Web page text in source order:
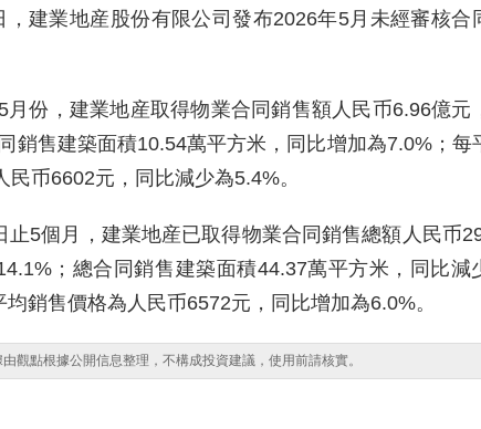
，建業地産股份有限公司發布2026年5月未經審核合
月份，建業地産取得物業合同銷售額人民币6.96億元
銷售建築面積10.54萬平方米，同比增加為7.0%；每
币6602元，同比減少為5.4%。
止5個月，建業地産已取得物業合同銷售總額人民币
；總合同銷售建築面積44.37萬平方米，同比減
銷售價格為人民币6572元，同比增加為6.0%。
觀點根據公開信息整理，不構成投資建議，使用前請核實。